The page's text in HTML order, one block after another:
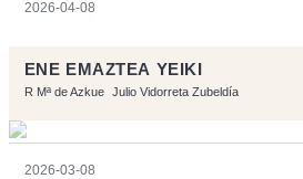
2026-04-08
ENE EMAZTEA YEIKI
R Mª de Azkue Julio Vidorreta Zubeldía
2026-03-08